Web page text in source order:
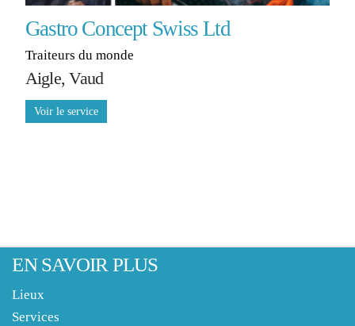
Gastro Concept Swiss Ltd
Traiteurs du monde
Aigle, Vaud
EN SAVOIR PLUS
Lieux
Services